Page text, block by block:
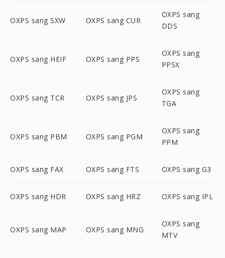
OXPS sang SXW OXPS sang CUR
OXPS sang
DDS
OXPS sang HEIF OXPS sang PPS
OXPS sang
PPSX
OXPS sang TCR OXPS sang JPS
OXPS sang
TGA
OXPS sang PBM OXPS sang PGM
OXPS sang
PPM
OXPS sang FAX OXPS sang FTS OXPS sang G3
OXPS sang HDR OXPS sang HRZ OXPS sang IPL
OXPS sang MAP OXPS sang MNG
OXPS sang
MTV